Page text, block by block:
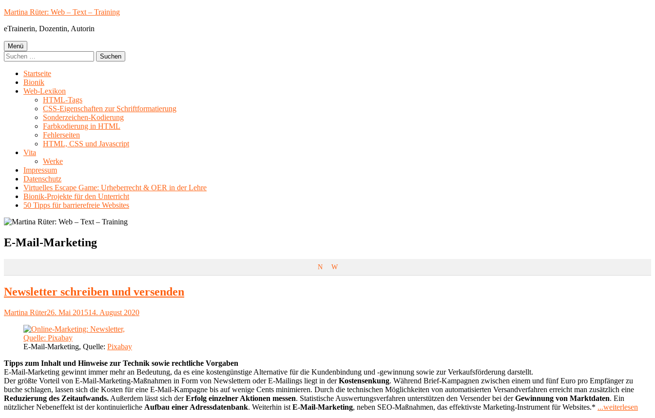
Springe
Inhalt
Martina Rüter: Web – Text – Training
eTrainerin, Dozentin, Autorin
Primäres
Menü
Menü
Suchen
nach:
Startseite
Bionik
Web-Lexikon
HTML-Tags
CSS-Eigenschaften zur Schriftformatierung
Sonderzeichen-Kodierung
Farbkodierung in HTML
Fehlerseiten
HTML, CSS und Javascript
Vita
Werke
Impressum
Datenschutz
Virtuelles Escape Game: Urheberrecht & OER in der Lehre
Bionik-Projekte für den Unterricht
50 Tipps für barrierefreie Websites
Schlagwort:
E-Mail-Marketing
N W
Newsletter schreiben und versenden
Autor
Martina RüterVeröffentlicht
26. Mai 201514. August 2020
E-Mail-Marketing, Quelle: Pixabay
Tipps zum Inhalt und Hinweise zur Technik sowie rechtliche Vorgaben
E-Mail-Marketing gewinnt immer mehr an Bedeutung, da es eine kostengünstige Alternative für die Kundenbindung und -gewinnung sowie zur Verkaufsförderung darstellt.
Der größte Vorteil von E-Mail-Marketing-Maßnahmen in Form von Newslettern oder E-Mailings liegt in derKostensenkung. Während Brief-Kampagnen zwischen einem und fünf Euro pro Empfänger zu
buche schlagen, lassen sich die Kosten für eine E-Mail-Kampagne bis auf wenige Cents minimieren. Durch die technischen Möglichkeiten von automatisierten Versandverfahren erreicht man zusätzlich eine
Reduzierung des Zeitaufwands. Außerdem lässt sich derErfolg einzelner Aktionen messen. Statistische Auswertungsverfahren unterstützen den Versender bei derGewinnung von Marktdaten. Ein
nützlicher Nebeneffekt ist der kontinuierliche Aufbau einer Adressdatenbank. Weiterhin ist E-Mail-Marketing, neben SEO-Maßnahmen, das effektivste Marketing-Instrument für Websites.* ...weiterlesen